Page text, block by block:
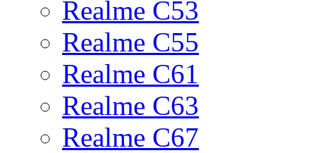
Realme C53
Realme C55
Realme C61
Realme C63
Realme C67